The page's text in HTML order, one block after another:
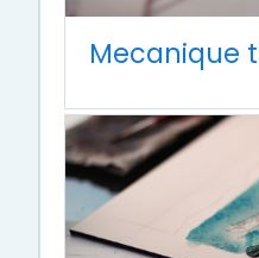
Mecanique